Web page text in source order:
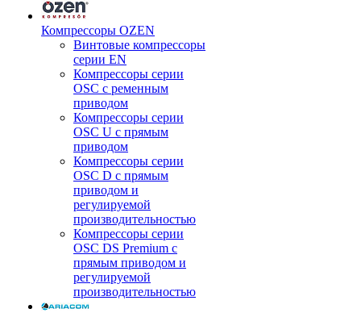
Компрессоры OZEN
Винтовые компрессоры
серии EN
Компрессоры серии
OSC с ременным
приводом
Компрессоры серии
OSC U с прямым
приводом
Компрессоры серии
OSC D с прямым
приводом и
регулируемой
производительностью
Компрессоры серии
OSC DS Premium с
прямым приводом и
регулируемой
производительностью